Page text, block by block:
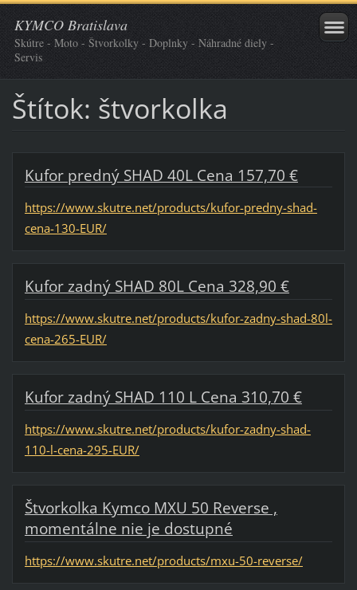
KYMCO Bratislava
Skútre - Moto - Štvorkolky - Doplnky - Náhradné diely -
Servis
Štítok: štvorkolka
Kufor predný SHAD 40L Cena 157,70 €
https://www.skutre.net/products/kufor-predny-shad-
cena-130-EUR/
Kufor zadný SHAD 80L Cena 328,90 €
https://www.skutre.net/products/kufor-zadny-shad-80l-
cena-265-EUR/
Kufor zadný SHAD 110 L Cena 310,70 €
https://www.skutre.net/products/kufor-zadny-shad-
110-l-cena-295-EUR/
Štvorkolka Kymco MXU 50 Reverse ,
momentálne nie je dostupné
https://www.skutre.net/products/mxu-50-reverse/